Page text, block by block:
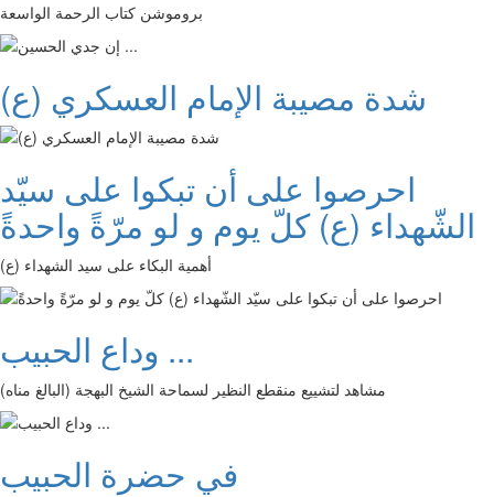
بروموشن كتاب الرحمة الواسعة
شدة مصيبة الإمام العسكري (ع)
احرصوا على أن تبكوا على سيّد
الشّهداء (ع) كلّ يوم و لو مرّةً واحدةً
أهمية البكاء على سيد الشهداء (ع)
وداع الحبيب ...
مشاهد لتشييع منقطع النظير لسماحة الشيخ البهجة (البالغ مناه)
في حضرة الحبيب